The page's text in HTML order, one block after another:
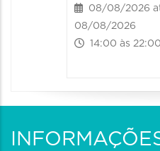
08/08/2026
08/08/2026
14:00 às 22:00